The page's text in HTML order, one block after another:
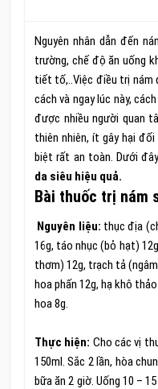
Nguyên nhân dẫn đến
trường, chế độ ăn uống
tiết tố,..Việc điều trị nám
cách và ngay lúc này,
được nhiều người quan
thiên nhiên, ít gây hại
biệt rất an toàn. Dưới
da siêu hiệu quả.
Bài thuốc trị nám
Nguyên liệu: thục địa
16g, táo nhục (bỏ hạt)
thơm) 12g, trạch tả
hoa phấn 12g, hạ khô
hoa 8g.
Thực hiện: Cho các vị
150ml. Sắc 2 lần, hòa
bữa ăn 2 giờ. Uống 10 –